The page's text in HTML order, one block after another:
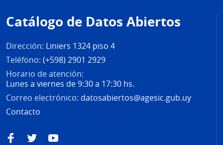
de
página
Catálogo de Datos Abiertos
Dirección: Liniers 1324 piso 4
Teléfono: (+598) 2901 2929
Horario de atención:
Lunes a viernes de 9:30 a 17:30 hs.
Correo electrónico: datosabiertos@agesic.gub.uy
Contacto
FacebookTwitterYouTube